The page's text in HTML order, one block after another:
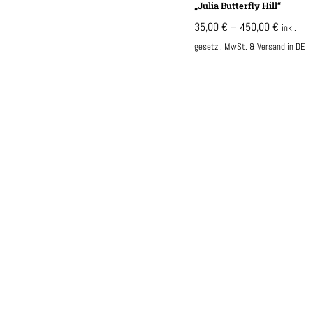
„Julia Butterfly Hill“
35,00€ – 450,00€ inkl.
gesetzl. MwSt. & Versand in DE